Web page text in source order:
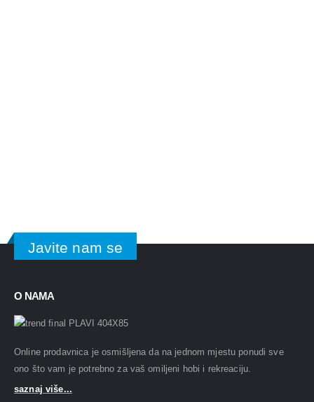
Javite nam se
O NAMA
Online prodavnica je osmišljena da na jednom mjestu ponudi sve
ono što vam je potrebno za vaš omiljeni hobi i rekreaciju.
saznaj više...